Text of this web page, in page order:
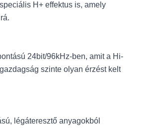
H+ effektus is, amely
24bit/96kHz-ben, amit a Hi-
szinte olyan érzést kelt
légáteresztő anyagokból